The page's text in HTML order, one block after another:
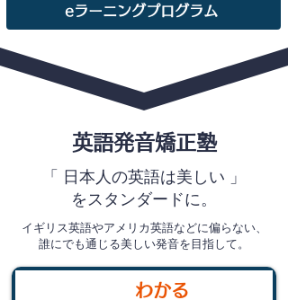
eラーニングプログラム
英語発音矯正塾
「 日本人の英語は美しい 」
をスタンダードに。
イギリス英語やアメリカ英語などに偏らない、
誰にでも通じる美しい発音を目指して。
わかる